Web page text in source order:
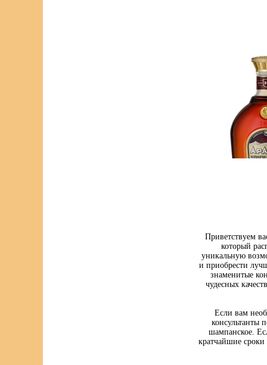
Приветствуем
который
уникальную
и приобрести
знаменитые
чудесных
Если вам
консультанты
шампанское.
кратчайшие